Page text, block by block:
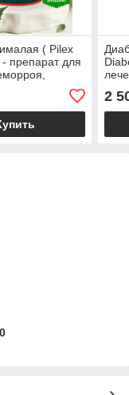
( Pilex
препарат для
расширения
2